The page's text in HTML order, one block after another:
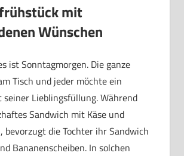
mit
Wünschen
ist Sonntagmorgen. Die ganze
Tisch und jeder möchte ein
Lieblingsfüllung. Während
Sandwich mit Käse und
bevorzugt die Tochter ihr Sandwich
Bananenscheiben. In solchen